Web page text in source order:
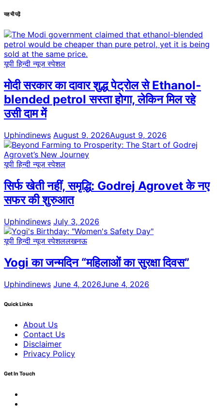
यह भी पढ़ें
यूपी हिन्दी न्यूज स्पेशल
मोदी सरकार का दावार शुद्ध पेट्रोल से Ethanol-
blended petrol सस्ता होगा, लेकिन मिल रहे
उसी दाम में
Uphindinews August 9, 2026August 9, 2026
यूपी हिन्दी न्यूज स्पेशल
सिर्फ खेती नहीं, समृद्धि: Godrej Agrovet के नए
सफर की शुरुआत
Uphindinews July 3, 2026
यूपी हिन्दी न्यूज स्पेशललखनऊ
Yogi का जन्मदिन “महिलाओं का सुरक्षा दिवस”
Uphindinews June 4, 2026June 4, 2026
Quick Links
About Us
Contact Us
Disclaimer
Privacy Policy
Get In Touch